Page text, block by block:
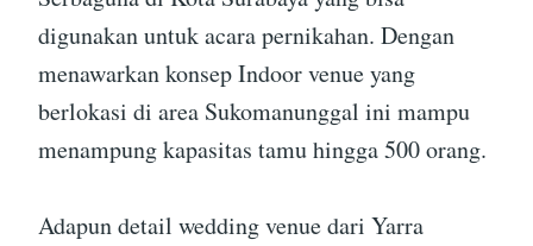
digunakan untuk acara pernikahan. Dengan
menawarkan konsep Indoor venue yang
berlokasi di area Sukomanunggal ini mampu
menampung kapasitas tamu hingga 500 orang.
Adapun detail wedding venue dari Yarra